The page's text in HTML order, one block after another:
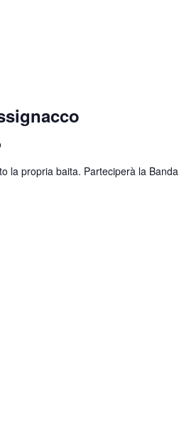
la propria baita. Parteciperà la Banda